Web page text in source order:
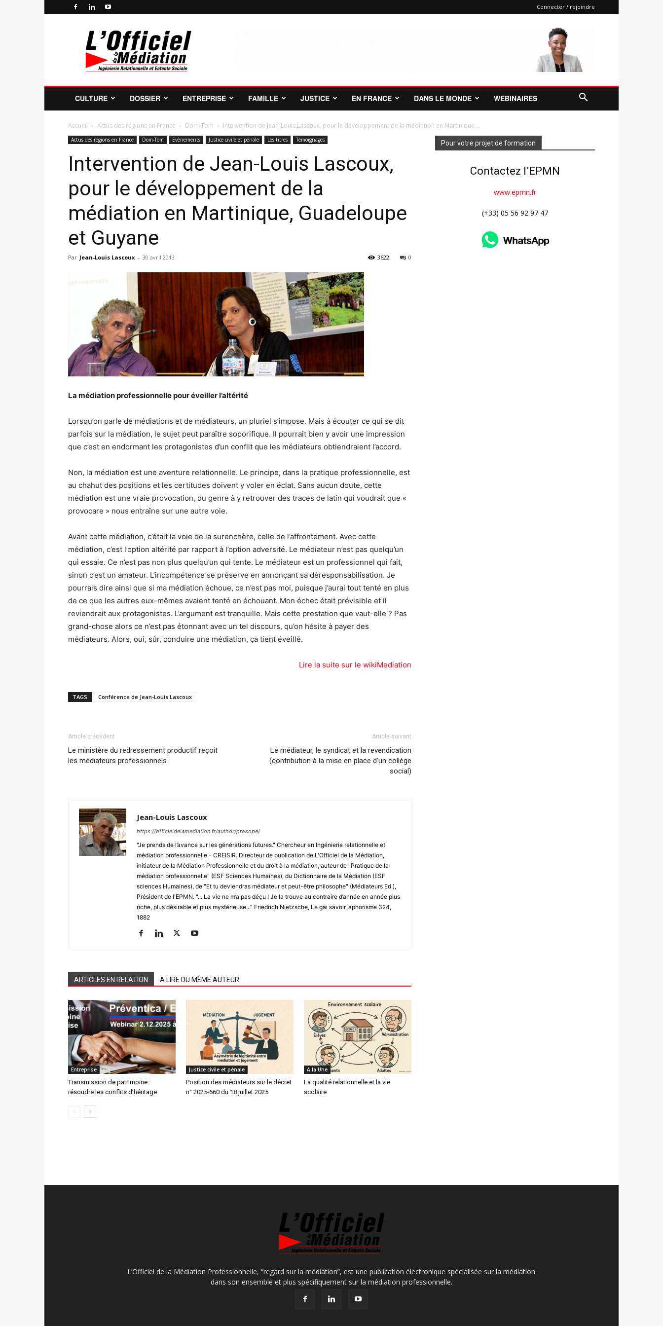
Connecter / rejoindre
Officiel
Médiation
Professionnelle
et
de
Médiateur
CULTURE DOSSIER ENTREPRISE FAMILLE JUSTICE EN FRANCE DANS LE MONDE WEBINAIRES
Accueil Actus des régions en France Dom-Tom Intervention de Jean-Louis Lascoux, pour le développement de la médiation en Martinique,...
Actus des régions en France Dom-Tom Evènements Justice civile et pénale Les titres Témoignages
Intervention de Jean-Louis Lascoux,
pour le développement de la
médiation en Martinique, Guadeloupe
et Guyane
Par Jean-Louis Lascoux - 30 avril 2013 0
3622
La médiation professionnelle pour éveiller l’altérité
Lorsqu’on parle de médiations et de médiateurs, un pluriel s’impose. Mais à écouter ce qui se dit
parfois sur la médiation, le sujet peut paraître soporifique. Il pourrait bien y avoir une impression
que c’est en endormant les protagonistes d’un conflit que les médiateurs obtiendraient l’accord.
Non, la médiation est une aventure relationnelle. Le principe, dans la pratique professionnelle, est
au chahut des positions et les certitudes doivent y voler en éclat. Sans aucun doute, cette
médiation est une vraie provocation, du genre à y retrouver des traces de latin qui voudrait que «
provocare » nous entraîne sur une autre voie.
Avant cette médiation, c’était la voie de la surenchère, celle de l’affrontement. Avec cette
médiation, c’est l’option altérité par rapport à l’option adversité. Le médiateur n’est pas quelqu’un
qui essaie. Ce n’est pas non plus quelqu’un qui tente. Le médiateur est un professionnel qui fait,
sinon c’est un amateur. L’incompétence se préserve en annonçant sa déresponsabilisation. Je
pourrais dire ainsi que si ma médiation échoue, ce n’est pas moi, puisque j’aurai tout tenté en plus
de ce que les autres eux-mêmes avaient tenté en échouant. Mon échec était prévisible et il
reviendrait aux protagonistes. L’argument est tranquille. Mais cette prestation que vaut-elle ? Pas
grand-chose alors ce n’est pas étonnant avec un tel discours, qu’on hésite à payer des
médiateurs. Alors, oui, sûr, conduire une médiation, ça tient éveillé.
Lire la suite sur le wikiMediation
TAGS Conférence de Jean-Louis Lascoux
Article précédent
Le ministère du redressement productif reçoit
les médiateurs professionnels
Article suivant
Le médiateur, le syndicat et la revendication
(contribution à la mise en place d’un collège
social)
Jean-Louis Lascoux
https://officieldelamediation.fr/author/prosope/
"Je prends de l’avance sur les générations futures." Chercheur en Ingénierie relationnelle et
médiation professionnelle - CREISIR. Directeur de publication de L'Officiel de la Médiation,
initiateur de la Médiation Professionnelle et du droit à la médiation, auteur de "Pratique de la
médiation professionnelle" (ESF Sciences Humaines), du Dictionnaire de la Médiation (ESF
sciences Humaines), de "Et tu deviendras médiateur et peut-être philosophe" (Médiateurs Ed.),
Président de l'EPMN. "... La vie ne m’a pas déçu ! Je la trouve au contraire d’année en année plus
riche, plus désirable et plus mystérieuse..." Friedrich Nietzsche, Le gai savoir, aphorisme 324,
1882
ARTICLES EN RELATION A LIRE DU MÊME AUTEUR
Entreprise
Transmission de patrimoine :
résoudre les conflits d’héritage
Justice civile et pénale
Position des médiateurs sur le décret
n° 2025-660 du 18 juillet 2025
A la Une
La qualité relationnelle et la vie
scolaire
Pour votre projet de formation
Contactez l’EPMN
www.epmn.fr
(+33) 05 56 92 97 47
L’Officiel de la Médiation Professionnelle, “regard sur la médiation”, est une publication électronique spécialisée sur la médiation
dans son ensemble et plus spécifiquement sur la médiation professionnelle.